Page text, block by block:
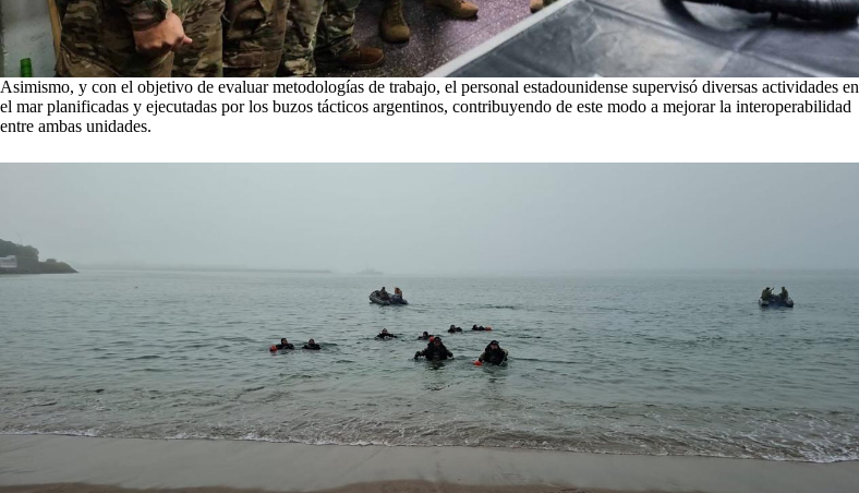
Asimismo, y con el objetivo de evaluar metodologías de trabajo, el personal estadounidense supervisó diversas actividades en
el mar planificadas y ejecutadas por los buzos tácticos argentinos, contribuyendo de este modo a mejorar la interoperabilidad
entre ambas unidades.